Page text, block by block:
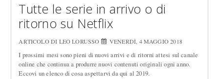
Tutte le serie in arrivo o di
ritorno su Netflix
ARTICOLO DI LEO LORUSSO VENERDÌ, 4 MAGGIO 2018
I prossimi mesi sono pieni di nuovi arrivi e di ritorni attesi sul canale
online che continua a produrre nuovi contenuti originali ogni anno.
Eccovi un elenco di cosa aspettarvi da qui al 2019.